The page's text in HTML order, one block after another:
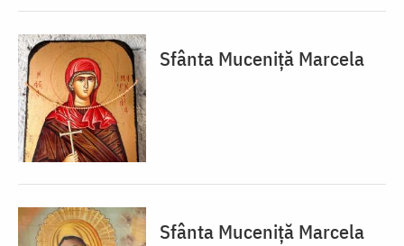
Sfânta Muceniță Marcela
Sfânta Muceniță Marcela